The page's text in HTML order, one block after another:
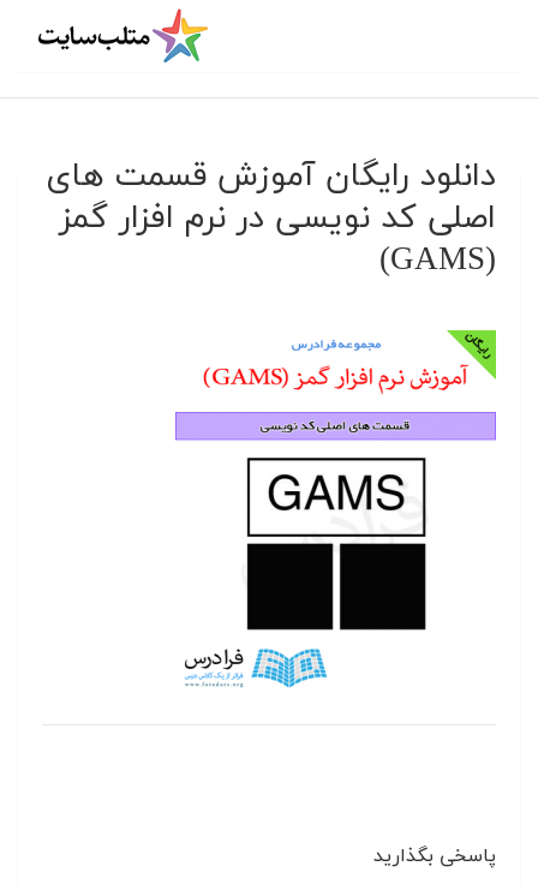
دانلود رایگان آموزش قسمت های
اصلی کد نویسی در نرم افزار گمز
(GAMS)
پاسخی بگذارید